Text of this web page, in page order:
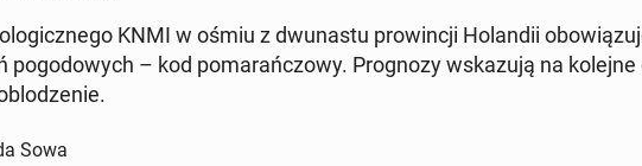
KNMI w ośmiu z dwu­na­stu pro­win­cji Ho­lan­dii
po­go­do­wych – kod po­ma­rań­czo­wy. Pro­gno­zy wska­zu­ją na kolejne
Sowa